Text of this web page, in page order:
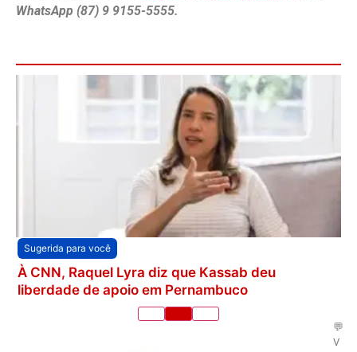
WhatsApp (87) 9 9155-5555.
Sugerida para você
À CNN, Raquel Lyra diz que Kassab deu
liberdade de apoio em Pernambuco
💬
V